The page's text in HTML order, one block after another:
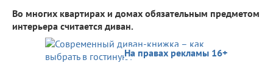
Во многих квартирах и домах обязательным предметом
интерьера считается диван.
На правах рекламы 16+